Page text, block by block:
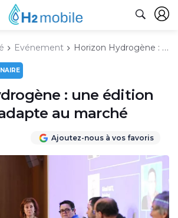
Evénement Horizon Hydrogène : une édition 2024 qui s'adapte au marché
: une édition
au marché
Ajoutez-nous à vos favoris